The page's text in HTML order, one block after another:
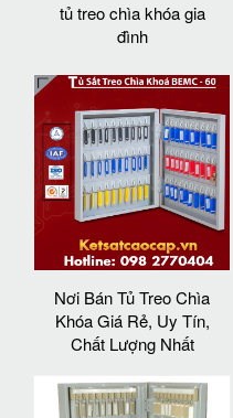
tủ treo chìa khóa gia
đình
Nơi Bán Tủ Treo Chìa
Khóa Giá Rẻ, Uy Tín,
Chất Lượng Nhất